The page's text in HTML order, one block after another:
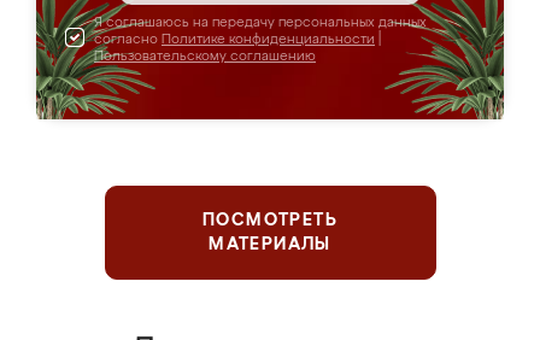
Я соглашаюсь на передачу персональных данных
согласно Политике конфиденциальности
Пользовательскому соглашению
ПОСМОТРЕТЬ
МАТЕРИАЛЫ